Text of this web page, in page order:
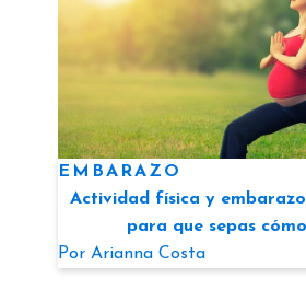
EMBARAZO
Actividad física y
para que sepas
Por Arianna Costa